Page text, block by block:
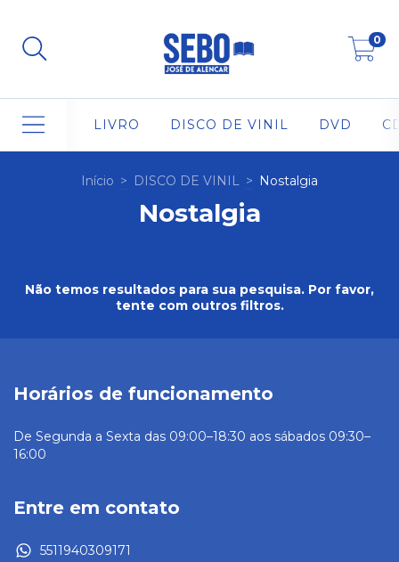
0
LIVRO DISCO DE VINIL DVD
Início > DISCO DE VINIL > Nostalgia
Nostalgia
Não temos resultados para sua pesquisa. Por favor,
tente com outros filtros.
Horários de funcionamento
De Segunda a Sexta das 09:00–18:30 aos sábados 09:30–
16:00
Entre em contato
5511940309171